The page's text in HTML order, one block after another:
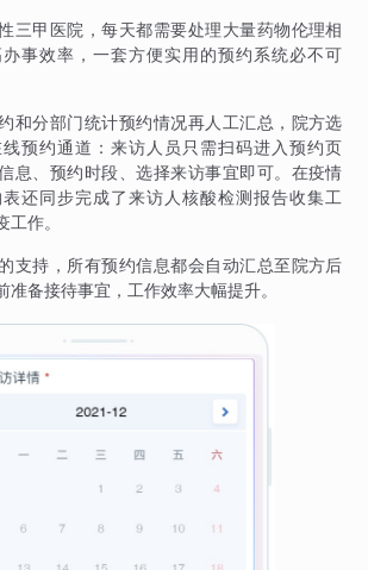
三甲医院，每天都需要处理大量药物伦理相
事效率，一套方便实用的预约系统必不可
和分部门统计预约情况再人工汇总，院方选
预约通道：来访人员只需扫码进入预约页
息、预约时段、选择来访事宜即可。在疫情
还同步完成了来访人核酸检测报告收集工
作。
支持，所有预约信息都会自动汇总至院方后
准备接待事宜，工作效率大幅提升。